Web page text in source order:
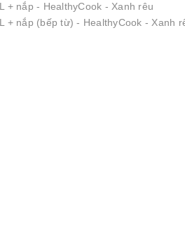
+ nắp - HealthyCook - Xanh rêu
+ nắp (bếp từ) - HealthyCook - Xanh